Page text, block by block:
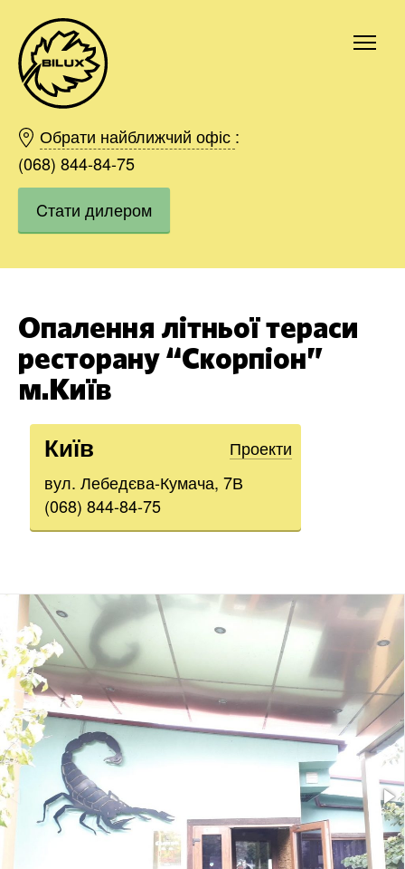
Обрати найближчий офіс :
(068) 844-84-75
Cтати дилером
Опалення літньої тераси
ресторану “Скорпіон”
м.Київ
Київ
Проекти
вул. Лебедєва-Кумача, 7В
(068) 844-84-75
Київ
Харків
Одесса
Дніпро
Івано-Франківськ
Вінниця
Область
Замовити